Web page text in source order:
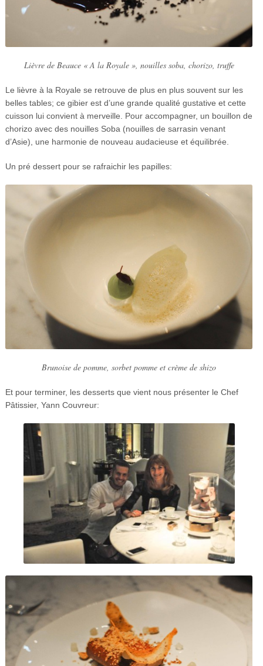
Lièvre de Beauce « A la Royale », nouilles soba, chorizo, truffe
Le lièvre à la Royale se retrouve de plus en plus souvent sur les
belles tables; ce gibier est d’une grande qualité gustative et cette
cuisson lui convient à merveille. Pour accompagner, un bouillon de
chorizo avec des nouilles Soba (nouilles de sarrasin venant
d’Asie), une harmonie de nouveau audacieuse et équilibrée.
Un pré dessert pour se rafraichir les papilles:
Brunoise de pomme, sorbet pomme et crème de shizo
Et pour terminer, les desserts que vient nous présenter le Chef
Pâtissier, Yann Couvreur: